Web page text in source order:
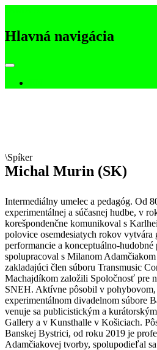
Hlavná navigácia
\Spíker
Michal Murin (SK)
Intermediálny umelec a pedagóg. Od
experimentálnej a súčasnej hudbe, v
korešpondenčne komunikoval s
polovice osemdesiatych rokov vytvára
performancie a konceptuálno-
spolupracoval s Milanom
zakladajúci člen súboru Transmusic
Machajdíkom založili Spoločnosť pre
SNEH. Aktívne pôsobil v pohybovom,
experimentálnom divadelnom súbore
venuje sa publicistickým a
Gallery a v Kunsthalle v Košiciach.
Banskej Bystrici, od roku 2019 je
Adamčiakovej tvorby, spolupodieľal